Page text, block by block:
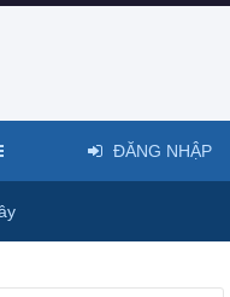
ĐĂNG NHẬP